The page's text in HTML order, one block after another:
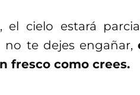
, el cielo estará
no te dejes engañar,
fresco como crees.